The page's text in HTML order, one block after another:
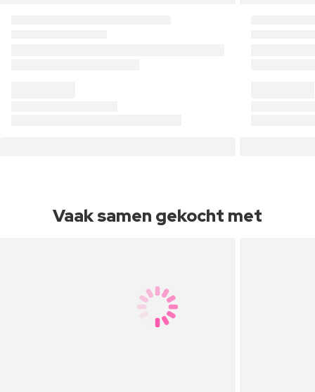
Vaak samen gekocht met